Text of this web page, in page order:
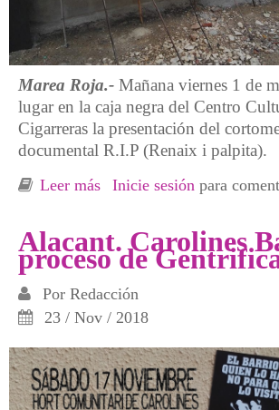
Marea Roja.- Mañana viernes 1 de
lugar en la caja negra del Centro
Cigarreras la presentación del
documental R.I.P (Renaix i palpita).
Leer más sobre Carolines Baixes en
Inicie sesión para
Alacant. Carolines
proceso de
Por Redacción
23 / Nov / 2018